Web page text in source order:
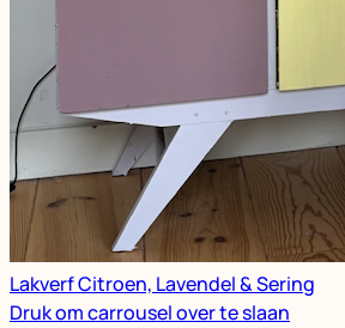
Lakverf Citroen, Lavendel & Sering
Druk om carrousel over te slaan